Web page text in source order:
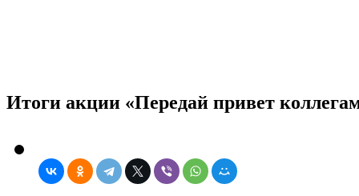
Итоги акции «Передай привет